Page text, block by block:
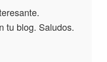
tu blog. Saludos.